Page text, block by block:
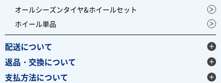
オールシーズンタイヤ&ホイールセット
ホイール単品
配送について
返品・交換について
支払方法について